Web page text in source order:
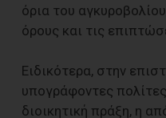
όρια του
όρους και τις
Ειδικότερα, στην
υπογράφοντες
διοικητική πράξη, η